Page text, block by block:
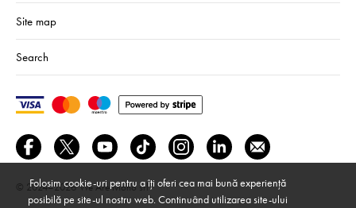
Site map
Search
© 2024–2026 We Are Mono srl
Folosim cookie-uri pentru a îți oferi cea mai bună experiență
posibilă pe site-ul nostru web. Continuând utilizarea site-ului